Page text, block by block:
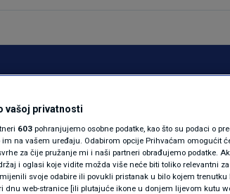
KOLUMNE
N1(DIS)INFO
FOTO
VIDEO
a polako, ali
vašoj privatnosti
603 pohranjujemo osobne podatke, kao što su podaci o
na vašem uređaju. Odabirom opcije Prihvaćam omogućit
za čije pružanje mi i naši partneri obrađujemo podatke.
i oglasi koje vidite možda više neće biti toliko relevantni
svoje odabire ili povukli pristanak u bilo kojem
dnu web-stranice [ili plutajuće ikone u donjem lijevom kutu